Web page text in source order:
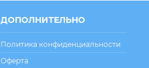
ДОПОЛНИТЕЛЬНО
Политика конфиденциальности
Оферта